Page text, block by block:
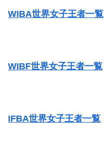
WIBA世界女子王者一覧
WIBF世界女子王者一覧
IFBA世界女子王者一覧